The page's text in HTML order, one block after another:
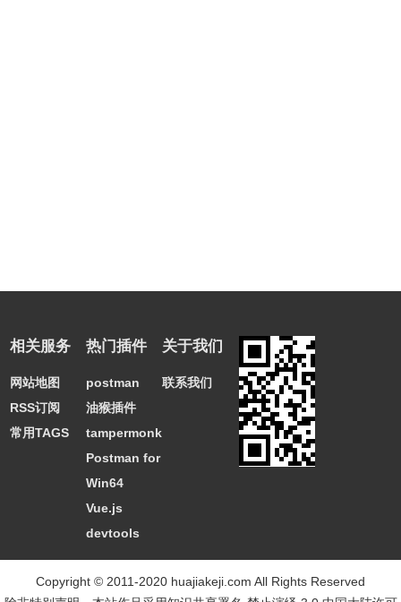
相关服务
网站地图
RSS订阅
常用TAGS
热门插件
postman
油猴插件
tampermonkey
Postman for
Win64
Vue.js
devtools
关于我们
联系我们
Copyright © 2011-2020 huajiakeji.com All Rights Reserved